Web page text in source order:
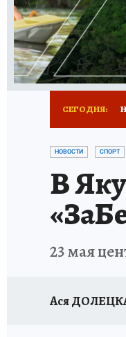
РАДИО
СЕГОДНЯ:
НОВОСТИ СПОРТ
В
23 мая
Ася